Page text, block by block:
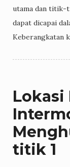
utama dan titik-
dapat dicapai
Keberangkatan
Lokasi
titik 1